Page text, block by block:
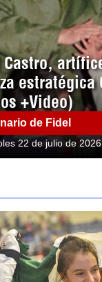
estratégica
+Video)
de Fidel
22 de julio de 2026